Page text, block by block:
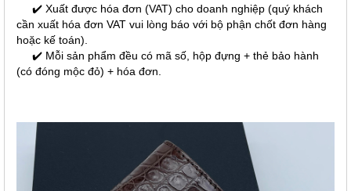
✔️ Xuất được hóa đơn (VAT) cho doanh nghiệp (quý khách
cần xuất hóa đơn VAT vui lòng báo với bộ phận chốt đơn hàng
hoặc kế toán).
✔️ Mỗi sản phẩm đều có mã số, hộp đựng + thẻ bảo hành
(có đóng mộc đỏ) + hóa đơn.